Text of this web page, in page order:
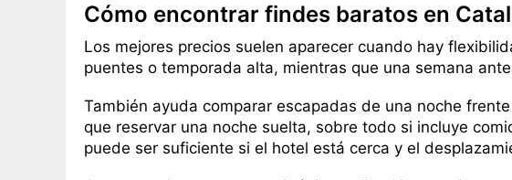
Cómo encontrar findes baratos en
Los mejores precios suelen aparecer cuando hay
puentes o temporada alta, mientras que una semana
También ayuda comparar escapadas de una noche
que reservar una noche suelta, sobre todo si incluye
puede ser suficiente si el hotel está cerca y el